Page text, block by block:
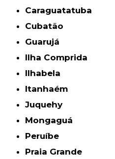
Caraguatatuba
Cubatão
Guarujá
Ilha Comprida
Ilhabela
Itanhaém
Juquehy
Mongaguá
Peruíbe
Praia Grande